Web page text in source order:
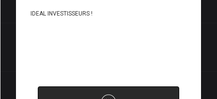
IDEAL INVESTISSEURS !